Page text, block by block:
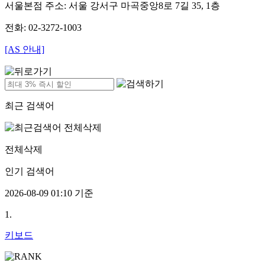
서울본점 주소: 서울 강서구 마곡중앙8로 7길 35, 1층
전화: 02-3272-1003
[AS 안내]
최근 검색어
전체삭제
인기 검색어
2026-08-09 01:10 기준
1.
키보드